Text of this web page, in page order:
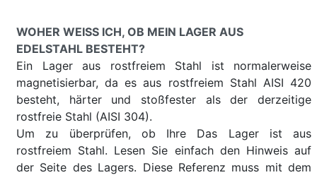
WOHER WEISS ICH, OB MEIN LAGER AUS E
DELSTAHL BESTEHT?
Ein Lager aus rostfreiem Stahl ist normalerweise
magnetisierbar, da es aus rostfreiem Stahl AISI 420
besteht, härter und stoßfester als der derzeitige
rostfreie Stahl (AISI 304).
Um zu überprüfen, ob Ihre Das Lager ist aus
rostfreiem Stahl. Lesen Sie einfach den Hinweis auf
der Seite des Lagers. Diese Referenz muss mit dem